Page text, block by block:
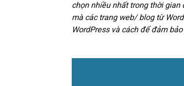
chọn nhiều nhất trong thời gian
mà các trang web/ blog từ
WordPress và cách để đảm